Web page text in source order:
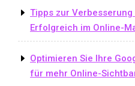
Tipps zur
Erfolgreich im Online-
Optimieren Sie Ihre
für mehr Online-